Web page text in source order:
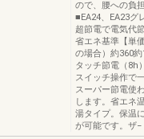
ので、腰への負
■EA24、EA23グ
超節電で電気代
省エネ基準【単
の場合）約360
タッチ節電（8h
スイッチ操作で
スーパー節電使
します。省エネ
湯タイプ。保温
が可能です。ザ−